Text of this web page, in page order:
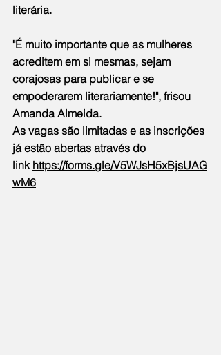
literária.
"É muito importante que as mulheres
acreditem em si mesmas, sejam
corajosas para publicar e se
empoderarem literariamente!", frisou
Amanda Almeida.
As vagas são limitadas e as inscrições
já estão abertas através do
link https://forms.gle/V5WJsH5xBjsUAG
wM6